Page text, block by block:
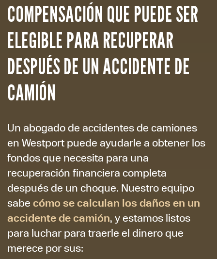
COMPENSACIÓN QUE PUEDE SER
ELEGIBLE PARA RECUPERAR
DESPUÉS DE UN ACCIDENTE DE
CAMIÓN
Un abogado de accidentes de camiones
en Westport puede ayudarle a obtener los
fondos que necesita para una
recuperación financiera completa
después de un choque. Nuestro equipo
sabe cómo se calculan los daños en un
accidente de camión, y estamos listos
para luchar para traerle el dinero que
merece por sus: